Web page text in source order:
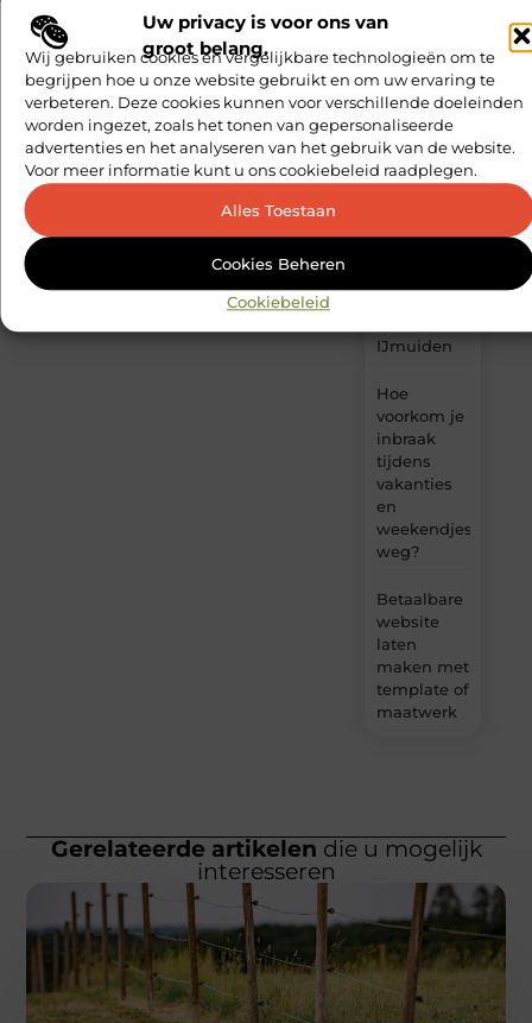
Uw privacy is voor ons van
groot belang.
Wij gebruiken cookies en vergelijkbare technologieën om te
begrijpen hoe u onze website gebruikt en om uw ervaring te
verbeteren. Deze cookies kunnen voor verschillende doeleinden
worden ingezet, zoals het tonen van gepersonaliseerde
advertenties en het analyseren van het gebruik van de website.
Voor meer informatie kunt u ons cookiebeleid raadplegen.
Alles Toestaan
Cookies Beheren
Cookiebeleid
Purmerend
Hoe zorg je
voor
consistente
content
output?
Gids voor
IJmuiden
Hoe
voorkom je
inbraak
tijdens
vakanties
en
weekendjes
weg?
Betaalbare
website
laten
maken met
template of
maatwerk
Gerelateerde artikelen die u mogelijk
interesseren